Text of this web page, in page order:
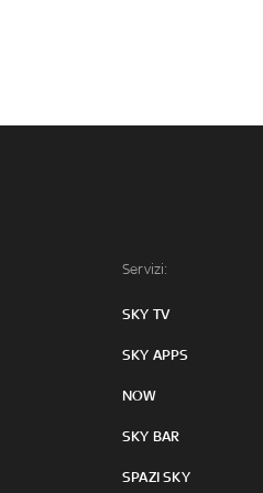
Servizi:
SKY TV
SKY APPS
NOW
SKY BAR
SPAZI SKY